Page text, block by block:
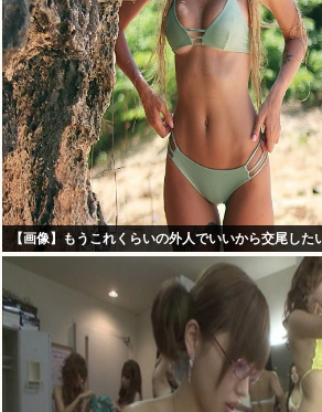
【画像】もうこれくらいの外人でいいから交尾した